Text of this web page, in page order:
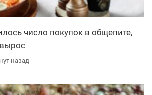
число покупок в общепите,
назад